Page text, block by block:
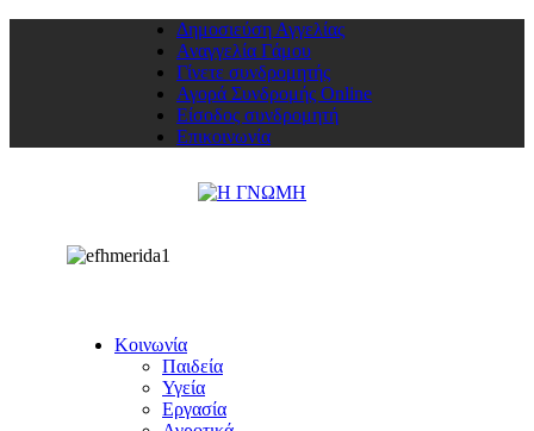
Δημοσιεύση Αγγελίας
Αναγγελία Γάμου
Γίνετε συνδρομητής
Αγορά Συνδρομής Online
Είσοδος συνδρομητή
Επικοινωνία
Κοινωνία
Παιδεία
Υγεία
Εργασία